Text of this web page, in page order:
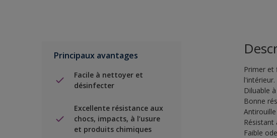
Principaux avantages
Facile à nettoyer et
désinfecter
Excellente résistance aux
chocs, impacts, à l’usure
et produits chimiques
Primer et
l'intérieur.
Diluable
Bonne
Antirouille
Résistant
Faible